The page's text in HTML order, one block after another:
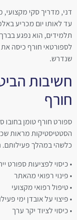
דני, מדריך סקי
עד לאותו יום מכריע
תלמידים, הוא נפגע
לספורטאי חורף כיסה את
שנדרש.
חשיבות
חורף
ספורט חורף טומן בחובו
כלשהי במהלך
• כיסוי לפציעות ספורט
• פינוי רפואי מהאתר
• טיפול רפואי מקצועי
• פיצוי על אובדן ימי
• כיסוי לציוד יקר ערך